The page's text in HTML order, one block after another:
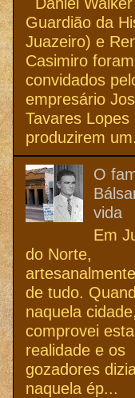
Guardião da
Juazeiro) e
Casimiro foram
convidados
empresário
Tavares Lopes
produzirem
O
vida
Em
do Norte,
de tudo.
naquela cidade,
comprovei esta
realidade e os
gozadores
naquela ép...